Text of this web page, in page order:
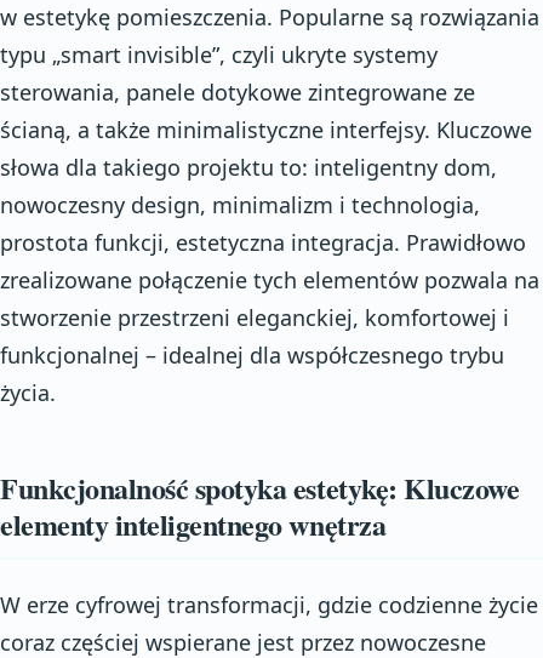
w estetykę pomieszczenia. Popularne są rozwiązania
typu „smart invisible”, czyli ukryte systemy
sterowania, panele dotykowe zintegrowane ze
ścianą, a także minimalistyczne interfejsy. Kluczowe
słowa dla takiego projektu to: inteligentny dom,
nowoczesny design, minimalizm i technologia,
prostota funkcji, estetyczna integracja. Prawidłowo
zrealizowane połączenie tych elementów pozwala na
stworzenie przestrzeni eleganckiej, komfortowej i
funkcjonalnej – idealnej dla współczesnego trybu
życia.
Funkcjonalność spotyka estetykę: Kluczowe
elementy inteligentnego wnętrza
W erze cyfrowej transformacji, gdzie codzienne życie
coraz częściej wspierane jest przez nowoczesne